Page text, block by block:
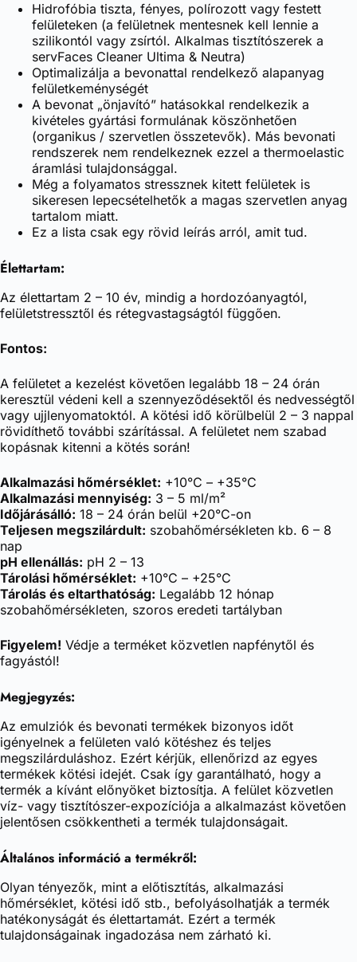
Hidrofóbia tiszta, fényes, polírozott vagy festett
felületeken (a felületnek mentesnek kell lennie a
szilikontól vagy zsírtól. Alkalmas tisztítószerek a
servFaces Cleaner Ultima & Neutra)
Optimalizálja a bevonattal rendelkező alapanyag
felületkeménységét
A bevonat „önjavító” hatásokkal rendelkezik a
kivételes gyártási formulának köszönhetően
(organikus / szervetlen összetevők). Más bevonati
rendszerek nem rendelkeznek ezzel a thermoelastic
áramlási tulajdonsággal.
Még a folyamatos stressznek kitett felületek is
sikeresen lepecsételhetők a magas szervetlen anyag
tartalom miatt.
Ez a lista csak egy rövid leírás arról, amit tud.
Élettartam:
Az élettartam 2 – 10 év, mindig a hordozóanyagtól,
felületstressztől és rétegvastagságtól függően.
Fontos:
A felületet a kezelést követően legalább 18 – 24 órán
keresztül védeni kell a szennyeződésektől és nedvességtől
vagy ujjlenyomatoktól. A kötési idő körülbelül 2 – 3 nappal
rövidíthető további szárítással. A felületet nem szabad
kopásnak kitenni a kötés során!
Alkalmazási hőmérséklet: +10°C – +35°C
Alkalmazási mennyiség: 3 – 5 ml/m²
Időjárásálló: 18 – 24 órán belül +20°C-on
Teljesen megszilárdult: szobahőmérsékleten kb. 6 – 8
nap
pH ellenállás: pH 2 – 13
Tárolási hőmérséklet: +10°C – +25°C
Tárolás és eltarthatóság: Legalább 12 hónap
szobahőmérsékleten, szoros eredeti tartályban
Figyelem! Védje a terméket közvetlen napfénytől és
fagyástól!
Megjegyzés:
Az emulziók és bevonati termékek bizonyos időt
igényelnek a felületen való kötéshez és teljes
megszilárduláshoz. Ezért kérjük, ellenőrizd az egyes
termékek kötési idejét. Csak így garantálható, hogy a
termék a kívánt előnyöket biztosítja. A felület közvetlen
víz- vagy tisztítószer-expozíciója a alkalmazást követően
jelentősen csökkentheti a termék tulajdonságait.
Általános információ a termékről:
Olyan tényezők, mint a előtisztítás, alkalmazási
hőmérséklet, kötési idő stb., befolyásolhatják a termék
hatékonyságát és élettartamát. Ezért a termék
tulajdonságainak ingadozása nem zárható ki.